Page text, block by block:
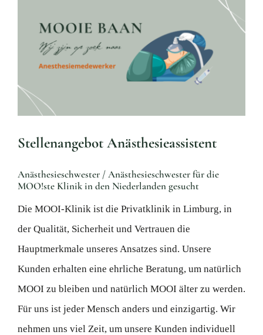
Mijn
Image
Stellenangebot Anästhesieassistent
Anästhesieschwester / Anästhesieschwester für die
MOO!ste Klinik in den Niederlanden gesucht
Die MOOI-Klinik ist die Privatklinik in Limburg, in
der Qualität, Sicherheit und Vertrauen die
Hauptmerkmale unseres Ansatzes sind. Unsere
Kunden erhalten eine ehrliche Beratung, um natürlich
MOOI zu bleiben und natürlich MOOI älter zu werden.
Für uns ist jeder Mensch anders und einzigartig. Wir
nehmen uns viel Zeit, um unsere Kunden individuell